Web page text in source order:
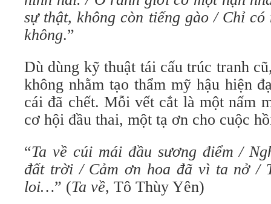
sự thật, không còn tiếng gào / Chỉ
không.”
Dù dùng kỹ thuật tái cấu trúc tranh
không nhằm tạo thẩm mỹ hậu hiện
cái đã chết. Mỗi vết cắt là một nấm
cơ hội đầu thai, một tạ ơn cho cuộc
“Ta về cúi mái đầu sương điểm /
đất trời/ Cảm ơn hoa đã vì ta nở/
loi…” (Ta về, Tô Thùy Yên)